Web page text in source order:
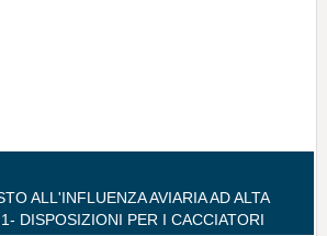
ALL'INFLUENZA AVIARIA AD ALTA
DISPOSIZIONI PER I CACCIATORI